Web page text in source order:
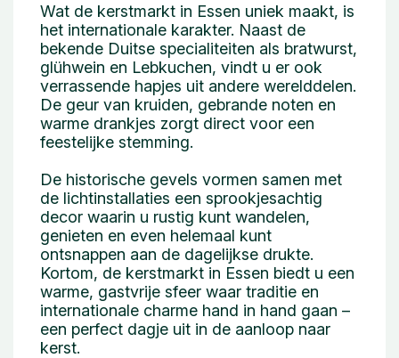
Wat de kerstmarkt in Essen uniek maakt, is
het internationale karakter. Naast de
bekende Duitse specialiteiten als bratwurst,
glühwein en Lebkuchen, vindt u er ook
verrassende hapjes uit andere werelddelen.
De geur van kruiden, gebrande noten en
warme drankjes zorgt direct voor een
feestelijke stemming.
De historische gevels vormen samen met
de lichtinstallaties een sprookjesachtig
decor waarin u rustig kunt wandelen,
genieten en even helemaal kunt
ontsnappen aan de dagelijkse drukte.
Kortom, de kerstmarkt in Essen biedt u een
warme, gastvrije sfeer waar traditie en
internationale charme hand in hand gaan –
een perfect dagje uit in de aanloop naar
kerst.